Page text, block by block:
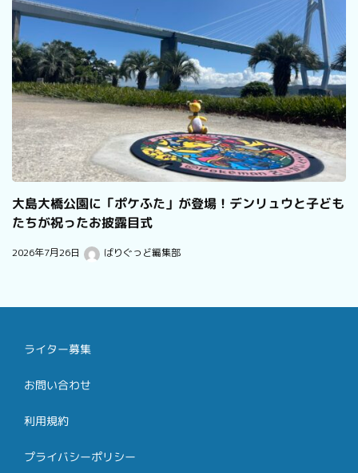
大島大橋公園に「ポケふた」が登場！デンリュウと子ども
たちが祝ったお披露目式
2026年7月26日 ばりぐっど編集部
ライター募集
お問い合わせ
利用規約
プライバシーポリシー